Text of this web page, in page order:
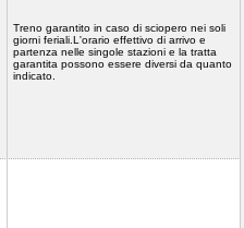
Treno garantito in caso di sciopero nei soli
giorni feriali.L'orario effettivo di arrivo e
partenza nelle singole stazioni e la tratta
garantita possono essere diversi da quanto
indicato.